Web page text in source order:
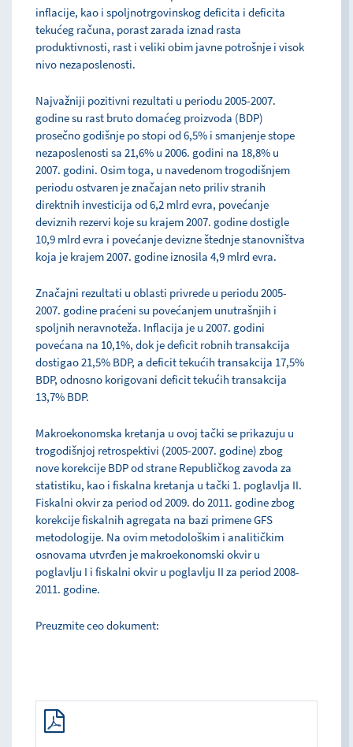
inflacije, kao i spoljnotrgovinskog deficita i deficita
tekućeg računa, porast zarada iznad rasta
produktivnosti, rast i veliki obim javne potrošnje i visok
nivo nezaposlenosti.
Najvažniji pozitivni rezultati u periodu 2005-2007.
godine su rast bruto domaćeg proizvoda (BDP)
prosečno godišnje po stopi od 6,5% i smanjenje stope
nezaposlenosti sa 21,6% u 2006. godini na 18,8% u
2007. godini. Osim toga, u navedenom trogodišnjem
periodu ostvaren je značajan neto priliv stranih
direktnih investicija od 6,2 mlrd evra, povećanje
deviznih rezervi koje su krajem 2007. godine dostigle
10,9 mlrd evra i povećanje devizne štednje stanovništva
koja je krajem 2007. godine iznosila 4,9 mlrd evra.
Značajni rezultati u oblasti privrede u periodu 2005-
2007. godine praćeni su povećanjem unutrašnjih i
spoljnih neravnoteža. Inflacija je u 2007. godini
povećana na 10,1%, dok je deficit robnih transakcija
dostigao 21,5% BDP, a deficit tekućih transakcija 17,5%
BDP, odnosno korigovani deficit tekućih transakcija
13,7% BDP.
Makroekonomska kretanja u ovoj tački se prikazuju u
trogodišnjoj retrospektivi (2005-2007. godine) zbog
nove korekcije BDP od strane Republičkog zavoda za
statistiku, kao i fiskalna kretanja u tački 1. poglavlja II.
Fiskalni okvir za period od 2009. do 2011. godine zbog
korekcije fiskalnih agregata na bazi primene GFS
metodologije. Na ovim metodološkim i analitičkim
osnovama utvrđen je makroekonomski okvir u
poglavlju I i fiskalni okvir u poglavlju II za period 2008-
2011. godine.
Preuzmite ceo dokument: